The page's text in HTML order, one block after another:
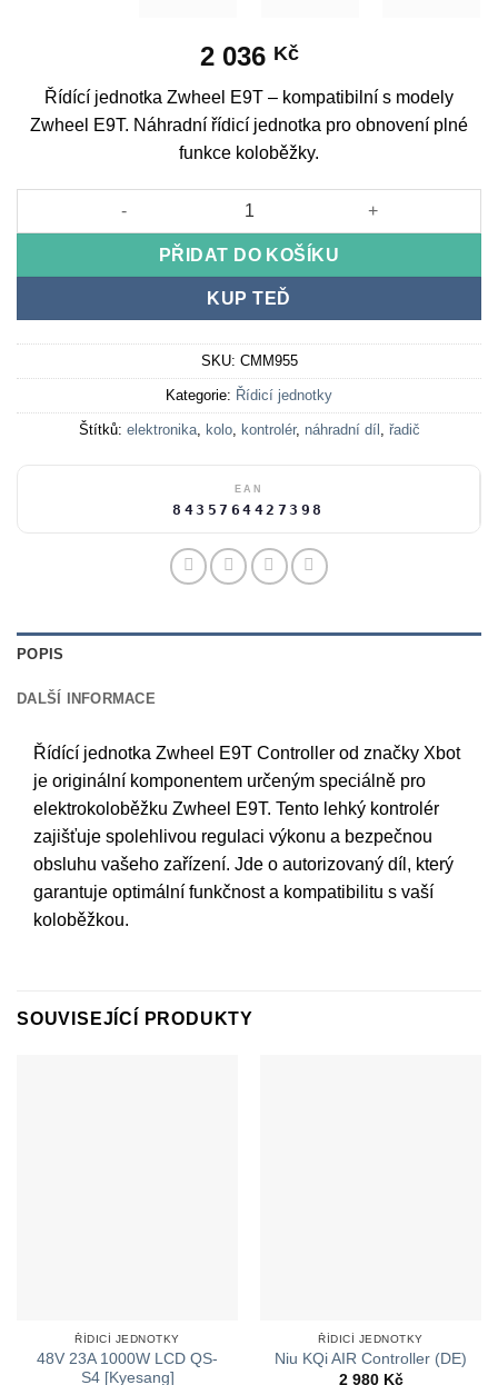
2 036 Kč
Řídící jednotka Zwheel E9T – kompatibilní s modely
Zwheel E9T. Náhradní řídicí jednotka pro obnovení plné
funkce koloběžky.
Řídící jednotka Zwheel E9T množství
PŘIDAT DO KOŠÍKU
KUP TEĎ
SKU: CMM955
Kategorie: Řídicí jednotky
Štítků: elektronika, kolo, kontrolér, náhradní díl , řadič
EAN
8435764427398
POPIS
DALŠÍ INFORMACE
Řídící jednotka Zwheel E9T Controller od značky Xbot
je originální komponentem určeným speciálně pro
elektrokoloběžku Zwheel E9T. Tento lehký kontrolér
zajišťuje spolehlivou regulaci výkonu a bezpečnou
obsluhu vašeho zařízení. Jde o autorizovaný díl, který
garantuje optimální funkčnost a kompatibilitu s vaší
koloběžkou.
SOUVISEJÍCÍ PRODUKTY
ŘÍDICÍ JEDNOTKY
48V 23A 1000W LCD QS-
S4 [Kyesang]
ŘÍDICÍ JEDNOTKY
Niu KQi AIR Controller (DE)
2 980 Kč